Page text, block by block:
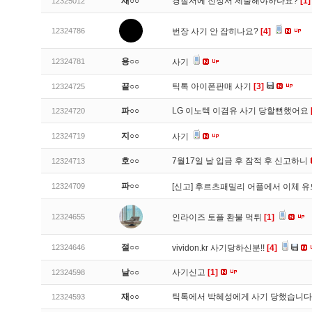
12324786 번장 사기 안 잡히나요? [4]
12324781 용○○ 사기
12324725 끝○○ 틱톡 아이폰판매 사기 [3]
12324720 파○○ LG 이노텍 이겸유 사기 당할뻔했어요
12324719 지○○ 사기
12324713 호○○ 7월17일 날 입금 후 잠적 후 신고하니
12324709 파○○ [신고] 후르츠패밀리 어플에서 이체 유
12324655 인라이즈 토플 환불 먹튀 [1]
12324646 절○○ vividon.kr 사기당하신분!! [4]
12324598 날○○ 사기신고 [1]
12324593 재○○ 틱톡에서 박혜성에게 사기 당했습니다